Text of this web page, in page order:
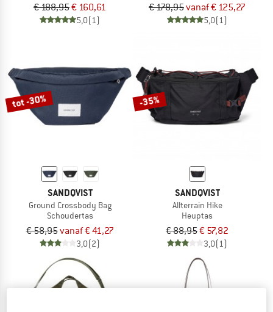
€ 188,95€ 160,61
5,0(1)
€ 178,95vanaf € 125,27
5,0(1)
tot -30%
SANDQVIST
Ground Crossbody Bag
Schoudertas
€ 58,95vanaf € 41,27
3,0(2)
-35%
SANDQVIST
Allterrain Hike
Heuptas
€ 88,95€ 57,82
3,0(1)